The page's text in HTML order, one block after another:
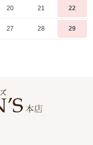
20 21 22
27 28 29